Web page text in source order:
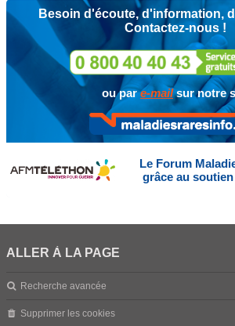
Besoin d'écoute, d'information,
Contactez-nous !
ou pare-mailsur notre
Le Forum
grâce au
ALLER À LA PAGE
Recherche avancée
Supprimer les cookies